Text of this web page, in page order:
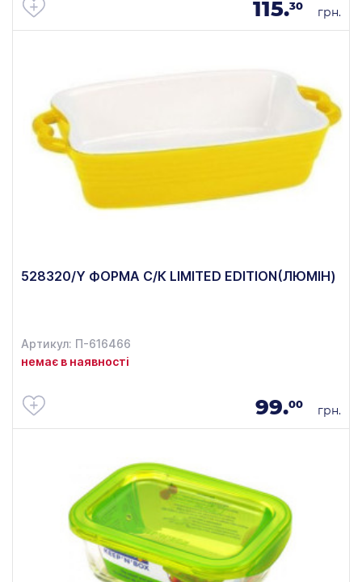
115.30 грн.
528320/Y ФОРМА С/К LIMITED EDITION(ЛЮМІН)
Артикул: П-616466
немає в наявності
99.00 грн.